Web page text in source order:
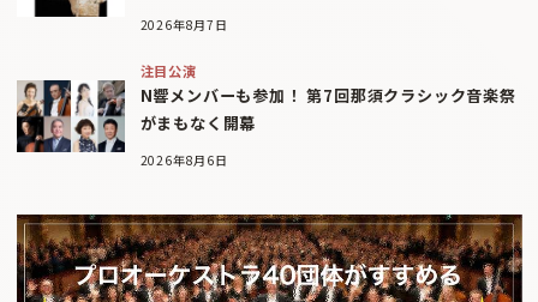
2026年8月7日
注目公演
N響メンバーも参加！ 第7回那須クラシック音楽祭
がまもなく開幕
2026年8月6日